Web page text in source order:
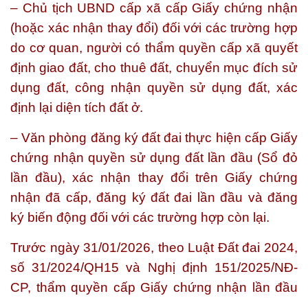
– Chủ tịch UBND cấp xã cấp Giấy chứng nhận
(hoặc xác nhận thay đổi) đối với các trường hợp
do cơ quan, người có thẩm quyền cấp xã quyết
định giao đất, cho thuê đất, chuyển mục đích sử
dụng đất, công nhận quyền sử dụng đất, xác
định lại diện tích đất ở.
– Văn phòng đăng ký đất đai thực hiện cấp Giấy
chứng nhận quyền sử dụng đất lần đầu (Sổ đỏ
lần đầu), xác nhận thay đổi trên Giấy chứng
nhận đã cấp, đăng ký đất đai lần đầu và đăng
ký biến động đối với các trường hợp còn lại.
Trước ngày 31/01/2026, theo Luật Đất đai 2024,
số 31/2024/QH15 và Nghị định 151/2025/NĐ-
CP, thẩm quyền cấp Giấy chứng nhận lần đầu